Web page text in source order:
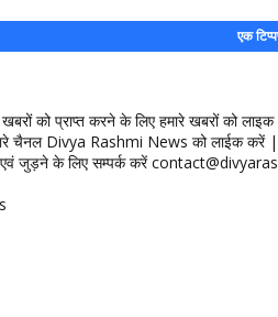
एक
खबरों को प्राप्त करने के लिए हमारे खबरों को
चैनल Divya Rashmi News को लाईक करें |
एवं जुड़ने के लिए सम्पर्क करें